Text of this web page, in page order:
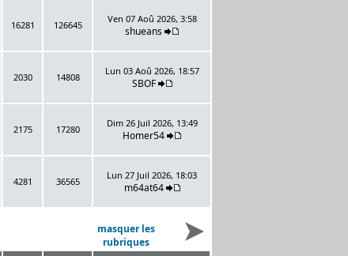
16281 126645
Ven 07 Aoû 2026, 3:58
shueans
2030 14808
Lun 03 Aoû 2026, 18:57
SBOF
2175 17280
Dim 26 Juil 2026, 13:49
Homer54
4281 36565
Lun 27 Juil 2026, 18:03
m64at64
masquer les
rubriques